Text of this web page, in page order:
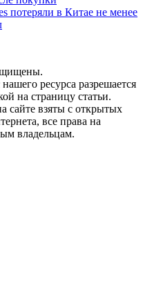
потеряли в Китае не менее
ресурса разрешается
на страницу статьи.
сайте взяты с открытых
все права на
владельцам.